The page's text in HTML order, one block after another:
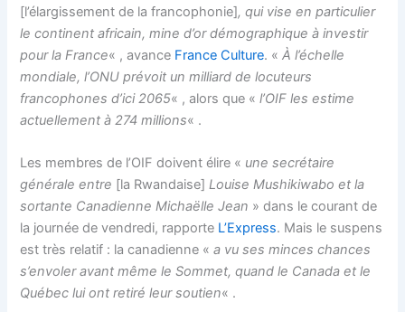
[l’élargissement de la francophonie], qui vise en particulier
le continent africain, mine d’or démographique à investir
pour la France« , avance France Culture. «À l’échelle
mondiale, l’ONU prévoit un milliard de locuteurs
francophones d’ici 2065« , alors que «l’OIF les estime
actuellement à 274 millions« .
Les membres de l’OIF doivent élire « une secrétaire
générale entre [la Rwandaise] Louise Mushikiwabo et la
sortante Canadienne Michaëlle Jean » dans le courant de
la journée de vendredi, rapporte L’Express. Mais le suspens
est très relatif : la canadienne «a vu ses minces chances
s’envoler avant même le Sommet, quand le Canada et le
Québec lui ont retiré leur soutien« .